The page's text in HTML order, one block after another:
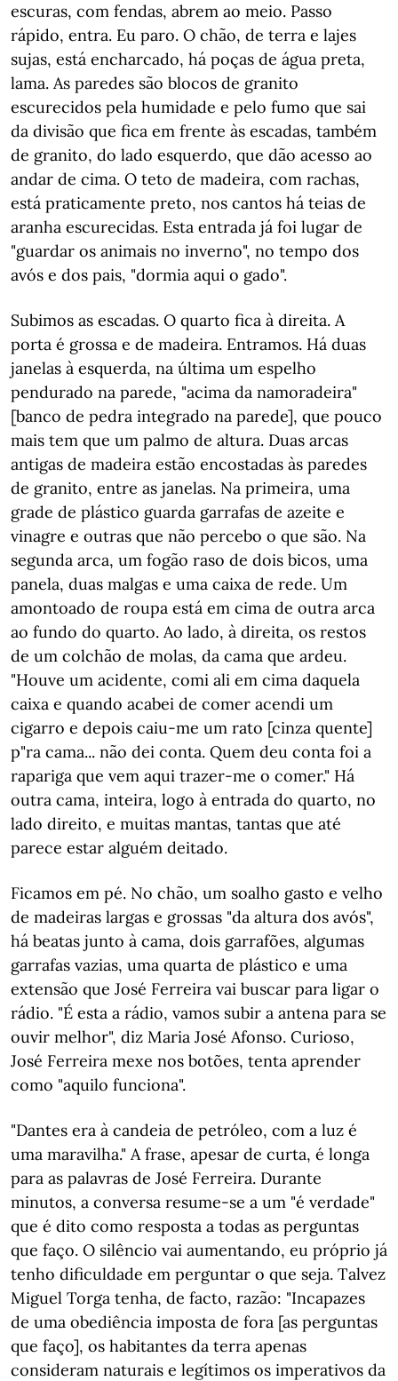
escuras, com fendas, abrem ao meio. Passo
rápido, entra. Eu paro. O chão, de terra e lajes
sujas, está encharcado, há poças de água preta,
lama. As paredes são blocos de granito
escurecidos pela humidade e pelo fumo que sai
da divisão que fica em frente às escadas, também
de granito, do lado esquerdo, que dão acesso ao
andar de cima. O teto de madeira, com rachas,
está praticamente preto, nos cantos há teias de
aranha escurecidas. Esta entrada já foi lugar de
"guardar os animais no inverno", no tempo dos
avós e dos pais, "dormia aqui o gado".
Subimos as escadas. O quarto fica à direita. A
porta é grossa e de madeira. Entramos. Há duas
janelas à esquerda, na última um espelho
pendurado na parede, "acima da namoradeira"
[banco de pedra integrado na parede], que pouco
mais tem que um palmo de altura. Duas arcas
antigas de madeira estão encostadas às paredes
de granito, entre as janelas. Na primeira, uma
grade de plástico guarda garrafas de azeite e
vinagre e outras que não percebo o que são. Na
segunda arca, um fogão raso de dois bicos, uma
panela, duas malgas e uma caixa de rede. Um
amontoado de roupa está em cima de outra arca
ao fundo do quarto. Ao lado, à direita, os restos
de um colchão de molas, da cama que ardeu.
"Houve um acidente, comi ali em cima daquela
caixa e quando acabei de comer acendi um
cigarro e depois caiu-me um rato [cinza quente]
p"ra cama... não dei conta. Quem deu conta foi a
rapariga que vem aqui trazer-me o comer." Há
outra cama, inteira, logo à entrada do quarto, no
lado direito, e muitas mantas, tantas que até
parece estar alguém deitado.
Ficamos em pé. No chão, um soalho gasto e velho
de madeiras largas e grossas "da altura dos avós",
há beatas junto à cama, dois garrafões, algumas
garrafas vazias, uma quarta de plástico e uma
extensão que José Ferreira vai buscar para ligar o
rádio. "É esta a rádio, vamos subir a antena para se
ouvir melhor", diz Maria José Afonso. Curioso,
José Ferreira mexe nos botões, tenta aprender
como "aquilo funciona".
"Dantes era à candeia de petróleo, com a luz é
uma maravilha." A frase, apesar de curta, é longa
para as palavras de José Ferreira. Durante
minutos, a conversa resume-se a um "é verdade"
que é dito como resposta a todas as perguntas
que faço. O silêncio vai aumentando, eu próprio já
tenho dificuldade em perguntar o que seja. Talvez
Miguel Torga tenha, de facto, razão: "Incapazes
de uma obediência imposta de fora [as perguntas
que faço], os habitantes da terra apenas
consideram naturais e legítimos os imperativos da